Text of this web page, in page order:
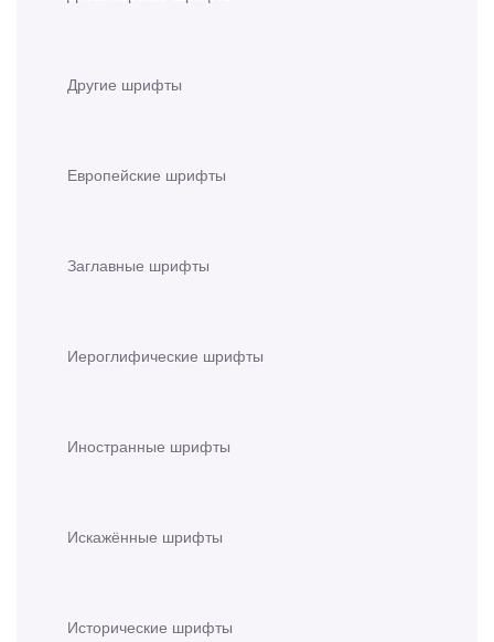
Другие шрифты
Европейские шрифты
Заглавные шрифты
Иероглифические шрифты
Иностранные шрифты
Искажённые шрифты
Исторические шрифты